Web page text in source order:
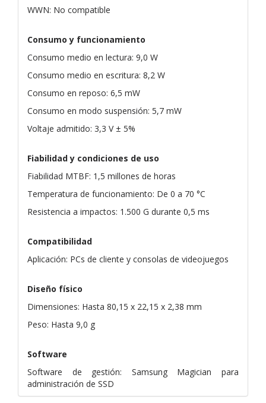
WWN: No compatible
Consumo y funcionamiento
Consumo medio en lectura: 9,0 W
Consumo medio en escritura: 8,2 W
Consumo en reposo: 6,5 mW
Consumo en modo suspensión: 5,7 mW
Voltaje admitido: 3,3 V ± 5%
Fiabilidad y condiciones de uso
Fiabilidad MTBF: 1,5 millones de horas
Temperatura de funcionamiento: De 0 a 70 °C
Resistencia a impactos: 1.500 G durante 0,5 ms
Compatibilidad
Aplicación: PCs de cliente y consolas de videojuegos
Diseño físico
Dimensiones: Hasta 80,15 x 22,15 x 2,38 mm
Peso: Hasta 9,0 g
Software
Software de gestión: Samsung Magician para
administración de SSD